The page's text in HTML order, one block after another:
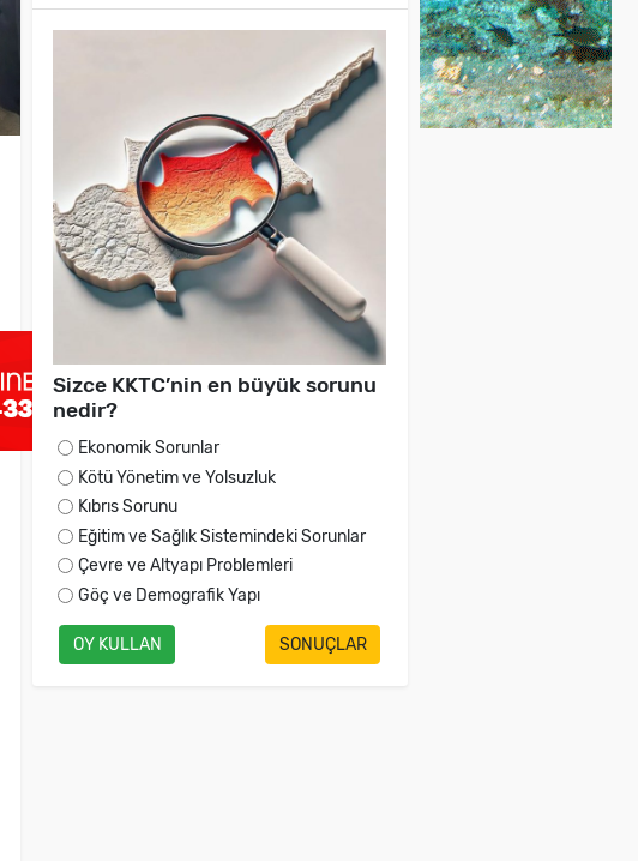
Sizce KKTC’nin en büyük sorunu
nedir?
Ekonomik Sorunlar
Kötü Yönetim ve Yolsuzluk
Kıbrıs Sorunu
Eğitim ve Sağlık Sistemindeki Sorunlar
Çevre ve Altyapı Problemleri
Göç ve Demografik Yapı
OY KULLAN SONUÇLAR